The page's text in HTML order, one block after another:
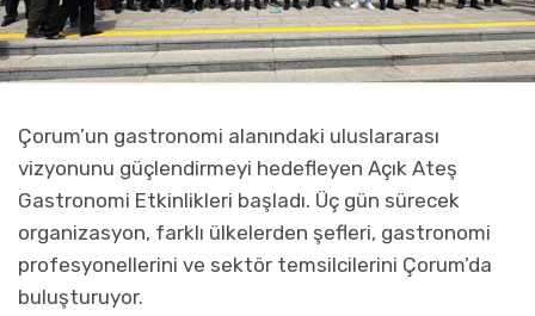
Çorum’un gastronomi alanındaki uluslararası
vizyonunu güçlendirmeyi hedefleyen Açık Ateş
Gastronomi Etkinlikleri başladı. Üç gün sürecek
organizasyon, farklı ülkelerden şefleri, gastronomi
profesyonellerini ve sektör temsilcilerini Çorum’da
buluşturuyor.